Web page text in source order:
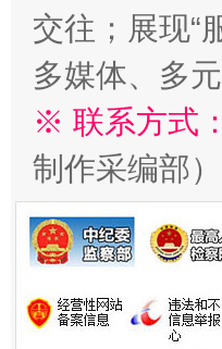
交往；展现“
多媒体、多
※ 联系方式：
制作采编部）